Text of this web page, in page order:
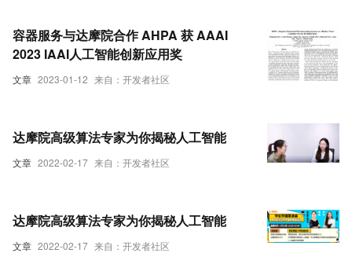
文章 2023-01-12 来自：开发者社区
容器服务与达摩院合作 AHPA 获 AAAI
2023 IAAI人工智能创新应用奖
文章 2022-02-17 来自：开发者社区
达摩院高级算法专家为你揭秘人工智能
文章 2022-02-17 来自：开发者社区
达摩院高级算法专家为你揭秘人工智能